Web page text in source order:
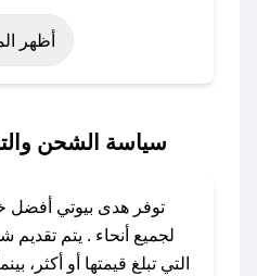
الفطر، عيد الأضحى،
رمضان، اليوم الوطني،
باستخدام تطبيق صحصح،
تواصل معنا عبر تويتر أو
أظهر
سياسة الشحن
توفر هدى بيوتي أفضل
لجميع أنحاء . يتم
التي تبلغ قيمتها أو أكثر،